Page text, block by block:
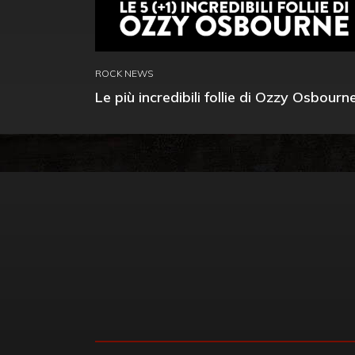
ROCK NEWS
Le più incredibili follie di Ozzy